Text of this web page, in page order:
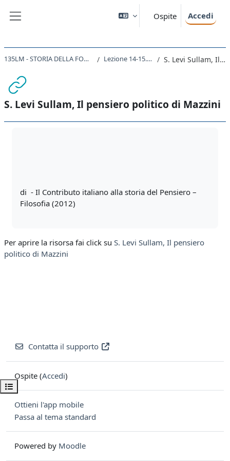
Ospite Accedi
Apri indice del corso
135LM - STORIA DELLA FORMAZIONE DEGLI STATI NAZIONALI NEL XIX SECOLO 2020 Lezione 14-15. Mazzini e la Giovine Italia. S. Levi Sullam, Il pensiero politico di Mazzini
S. Levi Sullam, Il pensiero politico di Mazzini
di - Il Contributo italiano alla storia del Pensiero –
Filosofia (2012)
Per aprire la risorsa fai click su S. Levi Sullam, Il pensiero
politico di Mazzini
Contatta il supporto
Ospite (Accedi)
Ottieni l'app mobile
Passa al tema standard
Powered by Moodle